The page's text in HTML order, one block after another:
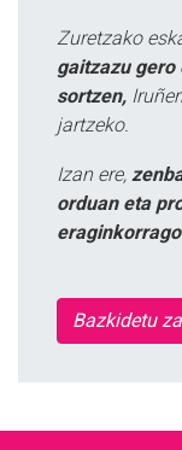
Zuretzako
gaitzazu gero
sortzen,
jartzeko.
Izan ere,
orduan eta
Bazkidetu